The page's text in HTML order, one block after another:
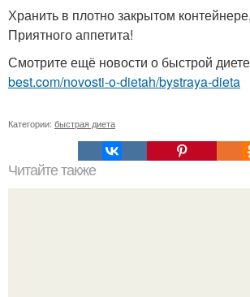
Хранить в плотно закрытом
Приятного аппетита!
Смотрите ещё новости о быстрой диете
best.com/novosti-o-dietah/bystraya-dieta
Категории: быстрая диета
Читайте также